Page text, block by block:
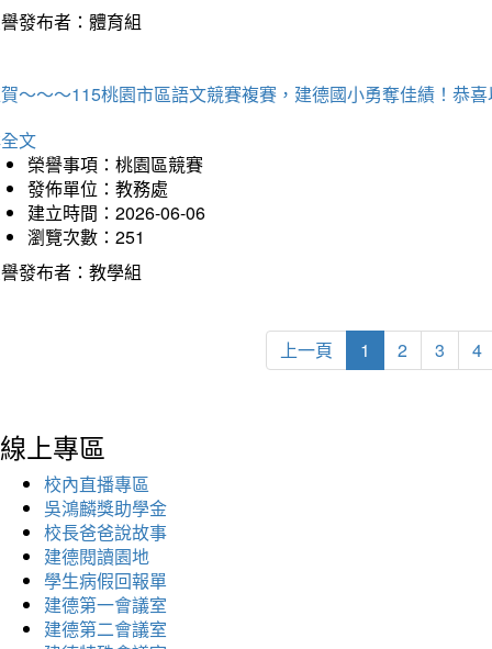
發布者：體育組
～～～115桃園市區語文競賽複賽，建德國小勇奪佳績！恭
文
榮譽事項：桃園區競賽
發佈單位：教務處
建立時間：2026-06-06
瀏覽次數：251
發布者：教學組
上一頁 1 2 3 4
線上專區
校內直播專區
吳鴻麟獎助學金
校長爸爸說故事
建德閱讀園地
學生病假回報單
建德第一會議室
建德第二會議室